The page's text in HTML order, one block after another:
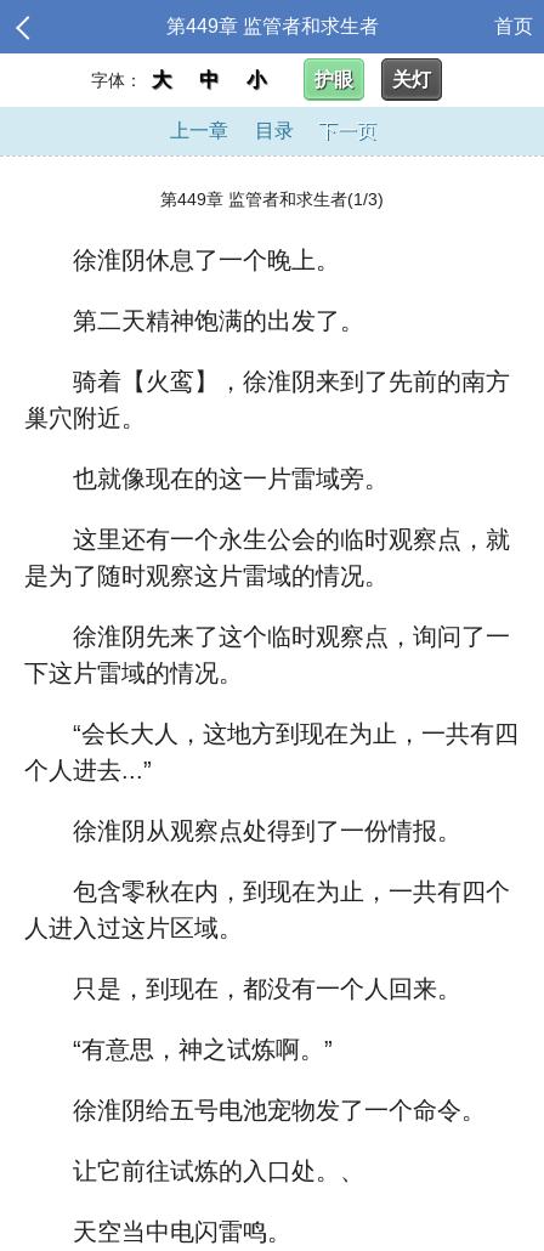
第449章 监管者和求生者 首页
字体： 大 中 小 护眼 关灯
上一章 目录 下一页
第449章 监管者和求生者(1/3)
徐淮阴休息了一个晚上。
第二天精神饱满的出发了。
骑着【火鸾】，徐淮阴来到了先前的南方
巢穴附近。
也就像现在的这一片雷域旁。
这里还有一个永生公会的临时观察点，就
是为了随时观察这片雷域的情况。
徐淮阴先来了这个临时观察点，询问了一
下这片雷域的情况。
“会长大人，这地方到现在为止，一共有四
个人进去...”
徐淮阴从观察点处得到了一份情报。
包含零秋在内，到现在为止，一共有四个
人进入过这片区域。
只是，到现在，都没有一个人回来。
“有意思，神之试炼啊。”
徐淮阴给五号电池宠物发了一个命令。
让它前往试炼的入口处。、
天空当中电闪雷鸣。